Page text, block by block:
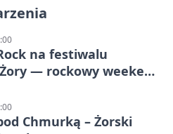
na festiwalu
— rockowy weekend
Chmurką – Żorski